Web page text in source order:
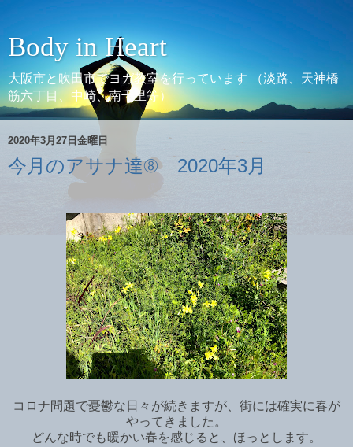
Body in Heart
大阪市と吹田市でヨガ教室を行っています （淡路、天神橋
筋六丁目、中崎、南千里等）
2020年3月27日金曜日
今月のアサナ達⑧ 2020年3月
コロナ問題で憂鬱な日々が続きますが、街には確実に春が
やってきました。
どんな時でも暖かい春を感じると、ほっとします。